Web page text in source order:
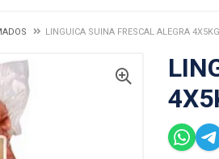
LINGUICA SUINA FRESCAL ALEGRA 4X5KG